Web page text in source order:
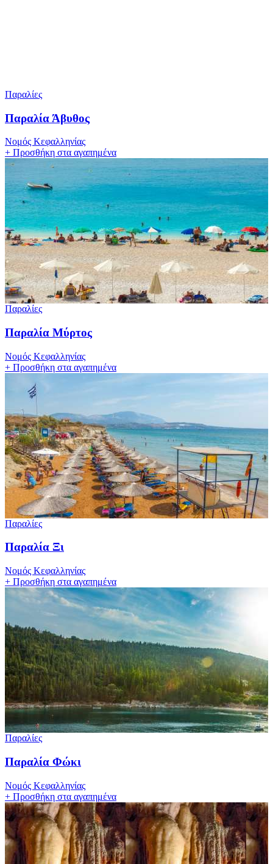
Παραλίες
Παραλία Άβυθος
Νομός Κεφαλληνίας
+ Προσθήκη στα αγαπημένα
Παραλίες
Παραλία Μύρτος
Νομός Κεφαλληνίας
+ Προσθήκη στα αγαπημένα
Παραλίες
Παραλία Ξι
Νομός Κεφαλληνίας
+ Προσθήκη στα αγαπημένα
Παραλίες
Παραλία Φώκι
Νομός Κεφαλληνίας
+ Προσθήκη στα αγαπημένα